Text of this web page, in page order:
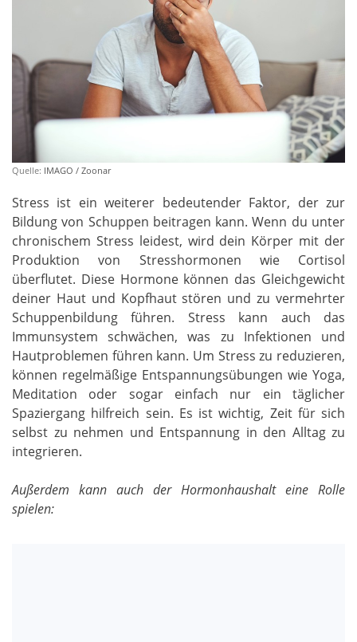
Quelle: IMAGO / Zoonar
Stress ist ein weiterer bedeutender Faktor, der zur
Bildung von Schuppen beitragen kann. Wenn du unter
chronischem Stress leidest, wird dein Körper mit der
Produktion von Stresshormonen wie Cortisol
überflutet. Diese Hormone können das Gleichgewicht
deiner Haut und Kopfhaut stören und zu vermehrter
Schuppenbildung führen. Stress kann auch das
Immunsystem schwächen, was zu Infektionen und
Hautproblemen führen kann. Um Stress zu reduzieren,
können regelmäßige Entspannungsübungen wie Yoga,
Meditation oder sogar einfach nur ein täglicher
Spaziergang hilfreich sein. Es ist wichtig, Zeit für sich
selbst zu nehmen und Entspannung in den Alltag zu
integrieren.
Außerdem kann auch der Hormonhaushalt eine Rolle
spielen: